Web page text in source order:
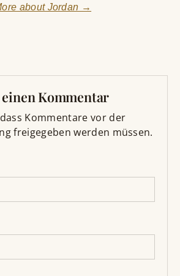
about Jordan →
Kommentar
Kommentare vor der
freigegeben werden müssen.